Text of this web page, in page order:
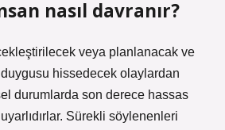
nasıl davranır?
veya planlanacak ve
duygusu hissedecek olaylardan
durumlarda son derece hassas
Sürekli söylenenleri